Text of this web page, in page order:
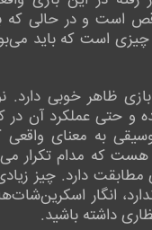
است و در حالی که
چیزی است که باید
ظاهر خوبی دارد.
و حتی عملکرد آن در
به معنای
که مدام تکرار
دارد. چیز
انگار
داشته باشید.